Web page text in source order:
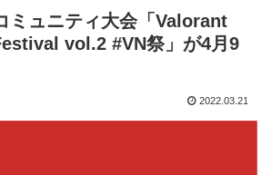
ミュニティ大会「Valorant
vol.2 #VN祭」が4月9
2022.03.21